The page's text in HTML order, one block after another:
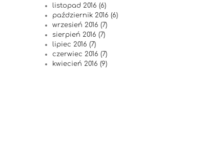
listopad 2016 (6)
październik 2016 (6)
wrzesień 2016 (7)
sierpień 2016 (7)
lipiec 2016 (7)
czerwiec 2016 (7)
kwiecień 2016 (9)